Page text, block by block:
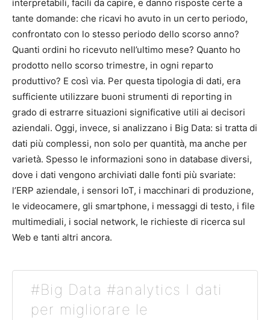
interpretabili, facili da capire, e danno risposte certe a
tante domande: che ricavi ho avuto in un certo periodo,
confrontato con lo stesso periodo dello scorso anno?
Quanti ordini ho ricevuto nell’ultimo mese? Quanto ho
prodotto nello scorso trimestre, in ogni reparto
produttivo? E così via. Per questa tipologia di dati, era
sufficiente utilizzare buoni strumenti di reporting in
grado di estrarre situazioni significative utili ai decisori
aziendali. Oggi, invece, si analizzano i Big Data: si tratta di
dati più complessi, non solo per quantità, ma anche per
varietà. Spesso le informazioni sono in database diversi,
dove i dati vengono archiviati dalle fonti più svariate:
l’ERP aziendale, i sensori IoT, i macchinari di produzione,
le videocamere, gli smartphone, i messaggi di testo, i file
multimediali, i social network, le richieste di ricerca sul
Web e tanti altri ancora.
#Big Data #analytics I dati
per migliorare le